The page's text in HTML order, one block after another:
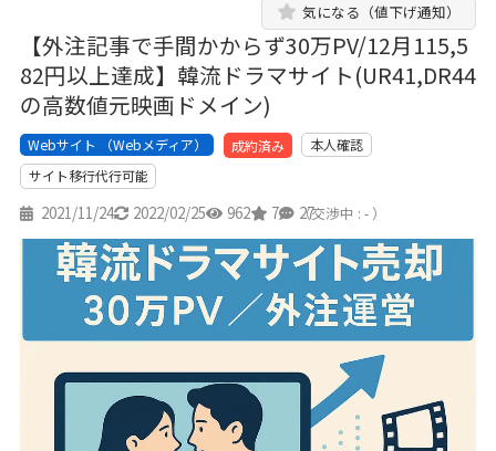
【外注記事で手間かからず30万PV/12月115,5
82円以上達成】韓流ドラマサイト(UR41,DR44
の高数値元映画ドメイン)
気になる（値下げ通知）
Webサイト （Webメディア） 成約済み
本人確認
サイト移行代行可能
2021/11/24 2022/02/25 962 7 27
（交渉中 : - ）